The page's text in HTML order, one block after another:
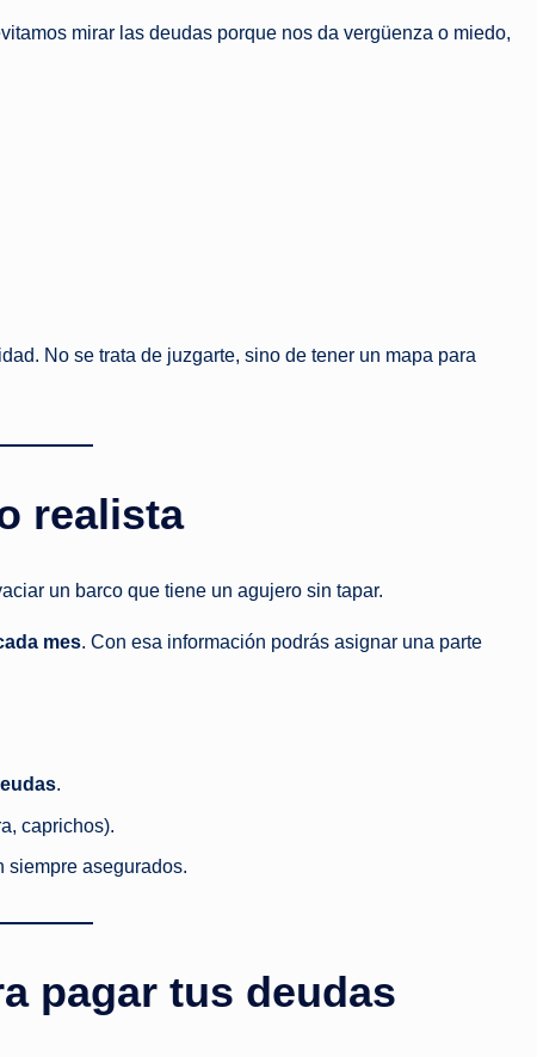
r
vi
d
mirar las deudas porque nos da vergüenza o miedo,
No se trata de juzgarte, sino de tener un mapa para
realista
un barco que tiene un agujero sin tapar.
mes. Con esa información podrás asignar una parte
.
caprichos).
siempre asegurados.
pagar tus deudas